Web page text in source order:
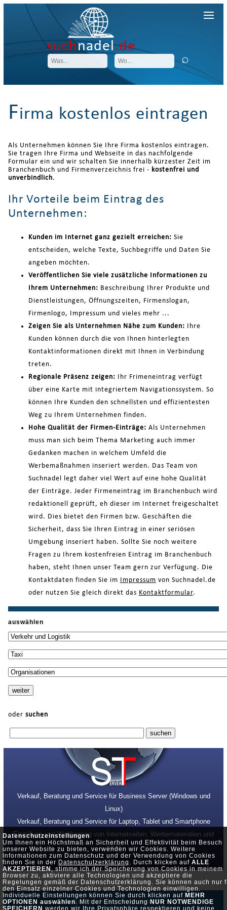
Datenschutzeinstellungen
Um Ihnen ein Höchstmaß an Sicherheit und Effektivität beim Besuch
unserer Website zu bieten, verwenden wir Cookies. Weitere
Informationen zum Datenschutz und der Verwendung von Cookies
finden Sie in der Datenschutzerklärung . Durch klicken auf ALLE
AKZEPTIEREN, stimme ich der Speicherung von Cookies in meinem
Browser zu, aktiviere alle Technologien und akzeptiere die
Regelungen gemäß der Datenschutzerklärung. Sie können auch nur
den Einsatz einzelner Cookies und Technologien einwilligen.
Individuelle Einstellungen können Sie durch klicken auf MEHR
OPTIONEN auswählen. Mit der EntscheidungNUR NOTWENDIGE
SPEICHERN werden wir Ihre Privatsphäre respektieren und keine
suchnadel.de
Firma kostenlos eintragen
Als Unternehmen können Sie Ihre Firma kostenlos eintragen.
Sie tragen Ihre Firma und Webseite in das nachfolgende
Formular ein und wir schalten Sie innerhalb kürzester Zeit im
Branchenbuch und Firmenverzeichnis frei - kostenfrei und
unverbindlich.
Ihr Vorteile beim Eintrag des
Unternehmen:
Kunden im Internet ganz gezielt erreichen: Sie
entscheiden, welche Texte, Suchbegriffe und Daten Sie
angeben möchten.
Veröffentlichen Sie viele zusätzliche Informationen zu
Ihrem Unternehmen: Beschreibung Ihrer Produkte und
Dienstleistungen, Öffnungszeiten, Firmenslogan,
Firmenlogo, Impressum und vieles mehr ...
Zeigen Sie als Unternehmen Nähe zum Kunden: Ihre
Kunden können durch die von Ihnen hinterlegten
Kontaktinformationen direkt mit Ihnen in Verbindung
treten.
Regionale Präsenz zeigen: Ihr Frimeneintrag verfügt
über eine Karte mit integriertem Navigationssystem. So
können Ihre Kunden den schnellsten und effizientesten
Weg zu Ihrem Unternehmen finden.
Hohe Qualität der Firmen-Einträge: Als Unternehmen
muss man sich beim Thema Marketing auch immer
Gedanken machen in welchem Umfeld die
Werbemaßnahmen inseriert werden. Das Team von
Suchnadel legt daher viel Wert auf eine hohe Qualität
der Einträge. Jeder Firmeneintrag im Branchenbuch wird
redaktionell geprüft, eh dieser im Internet freigeschaltet
wird. Dies bietet den Firmen bzw. Geschäften die
Sicherheit, dass Sie Ihren Eintrag in einer seriösen
Umgebung inseriert haben. Sollte Sie noch weitere
Fragen zu Ihrem kostenfreien Eintrag im Branchenbuch
haben, steht Ihnen unser Team gern zur Verfügung. Die
Kontaktdaten finden Sie im
Impressum von Suchnadel.de
oder nutzen Sie gleich direkt das Kontaktformular.
auswählen
oder suchen
Verkauf, Beratung und Service für Business Server (Windows und
Linux)
Verkauf, Beratung und Service für Laptop, Tablet und Smartphone
Erstellung und Webhosting von Internetseiten, Werbematerialien und
SEO
Datenschutz •Impressum